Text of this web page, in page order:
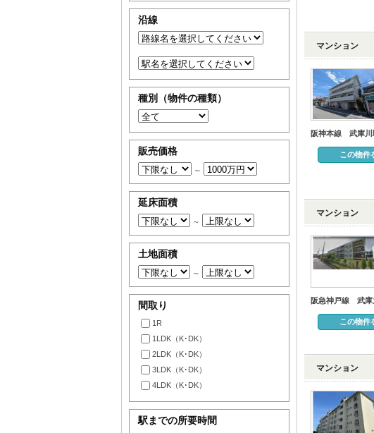
マンション
阪神本線 武庫
この物件
マンション
阪急神戸線 武
この物件
マンション
沿線
種別（物件の種類）
販売価格
～
延床面積
～
土地面積
～
間取り
1R
1LDK（K･DK）
2LDK（K･DK）
3LDK（K･DK）
4LDK（K･DK）
駅までの所要時間